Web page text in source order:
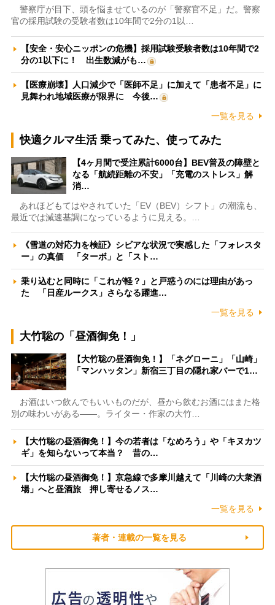
警察庁が目下、頭を悩ませているのが「警察官不足」だ。警察
官の採用試験の受験者数は10年間で2分の1以…
【安全・安心ニッポンの危機】採用試験受験者数は10年間で2
分の1以下に！ 出生数減がも…
【医療崩壊】人口減少で「医師不足」に加えて「患者不足」に
見舞われ地域医療が限界に 今後…
一覧を見る
快適クルマ生活 乗ってみた、使ってみた
【4ヶ月間で受注累計6000台】BEV普及の障壁と
なる「航続距離の不安」「充電のストレス」解
消…
あれほどもてはやされていた「EV（BEV）シフト」の潮流も、
最近では減速基調になっているように見える。…
《雪道の対応力を検証》シビアな状況で実感した「フォレスタ
ー」の真価 「ターボ」と「スト…
乗り込むと同時に「これが軽？」と戸惑うのには理由があっ
た 「日産ルークス」さらなる躍進…
一覧を見る
大竹聡の「昼酒御免！」
【大竹聡の昼酒御免！】「ネグローニ」「山崎」
「マンハッタン」新宿三丁目の隠れ家バーで1…
お酒はいつ飲んでもいいものだが、昼から飲むお酒にはまた格
別の味わいがある――。ライター・作家の大竹…
【大竹聡の昼酒御免！】今の若者は「なめろう」や「キヌカツ
ギ」を知らないって本当？ 昔の…
【大竹聡の昼酒御免！】京急線で多摩川越えて「川崎の大衆酒
場」へと昼酒旅 押し寄せるノス…
一覧を見る
著者・連載の一覧を見る